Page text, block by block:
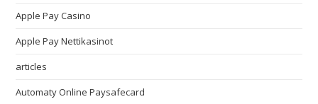
Apple Pay Casino
Apple Pay Nettikasinot
articles
Automaty Online Paysafecard